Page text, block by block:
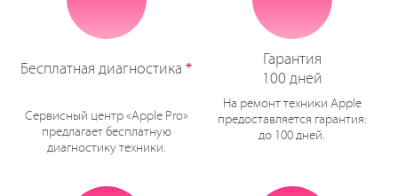
Бесплатная диагностика *
Сервисный центр «Apple Pro»
предлагает бесплатную
диагностику техники.
Гарантия
100 дней
На ремонт техники Apple
предоставляется гарантия:
до 100 дней.